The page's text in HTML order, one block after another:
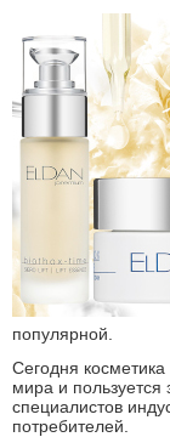
популярной.
Сегодня
мира и пользуется
специалистов
потребителей.